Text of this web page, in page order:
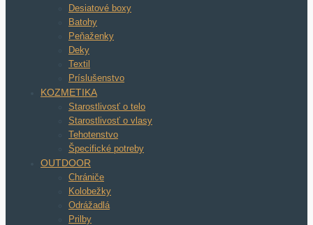
Desiatové boxy
Batohy
Peňaženky
Deky
Textil
Príslušenstvo
KOZMETIKA
Starostlivosť o telo
Starostlivosť o vlasy
Tehotenstvo
Špecifické potreby
OUTDOOR
Chrániče
Kolobežky
Odrážadlá
Prilby